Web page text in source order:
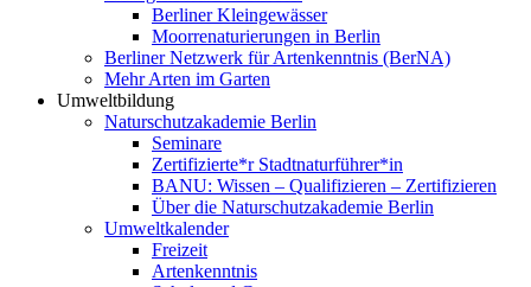
Berliner Kleingewässer
Moorrenaturierungen in Berlin
Berliner Netzwerk für Artenkenntnis (BerNA)
Mehr Arten im Garten
Umweltbildung
Naturschutzakademie Berlin
Seminare
Zertifizierte*r Stadtnaturführer*in
BANU: Wissen – Qualifizieren – Zertifizieren
Über die Naturschutzakademie Berlin
Umweltkalender
Freizeit
Artenkenntnis